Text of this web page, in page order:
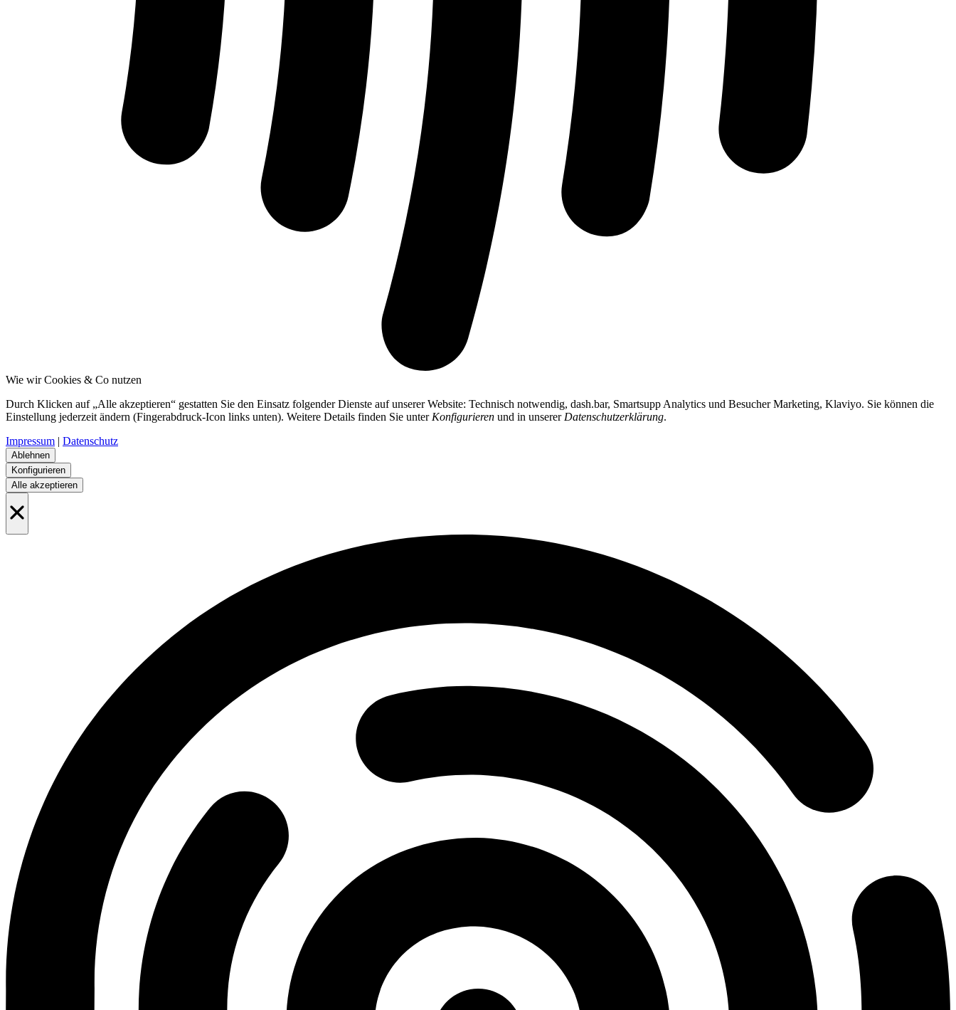
Wie wir Cookies & Co nutzen
Durch Klicken auf „Alle akzeptieren“ gestatten Sie den Einsatz folgender Dienste auf unserer Website: Technisch notwendig, dash.bar, Smartsupp Analytics und Besucher Marketing, Klaviyo. Sie können die
Einstellung jederzeit ändern (Fingerabdruck-Icon links unten). Weitere Details finden Sie unter Konfigurieren und in unserer Datenschutzerklärung.
Impressum | Datenschutz
Ablehnen
Konfigurieren
Alle akzeptieren